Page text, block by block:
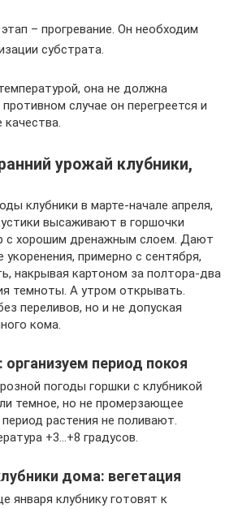
– прогревание. Он необходим
субстрата.
она не должна
случае он перегреется и
урожай клубники,
клубники в марте-начале апреля,
высаживают в горшочки
с хорошим дренажным слоем. Дают
укоренения, примерно с сентября,
накрывая картоном за полтора-два
темноты. А утром открывать.
переливов, но и не допуская
кома.
период покоя
погоды горшки с клубникой
темное, но не промерзающее
растения не поливают.
+3…+8 градусов.
дома: вегетация
января клубнику готовят к